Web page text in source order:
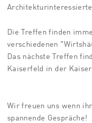
Die Treffen finden
verschiedenen
Das nächste Treffen
Kaiserfeld in der
Wir freuen uns wenn
spannende Gespräche!